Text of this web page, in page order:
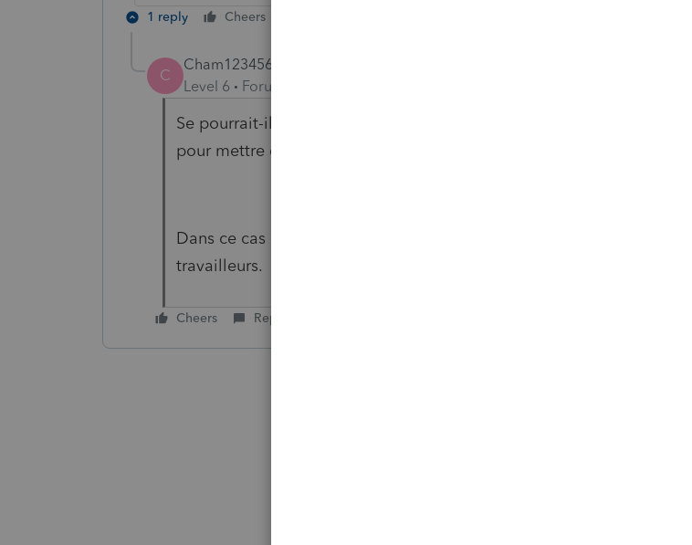
1 reply Cheers
C
Cham123456
Level 6
Forum|Forum|4 years ago
Se pourrait-il que le contribuable ait acheté des actions du Fonds FTQ
pour mettre dans son CÉLI?
Dans ce cas pas de montant REER mais droit au crédit pour Fonds de
travailleurs.
Cheers Reply